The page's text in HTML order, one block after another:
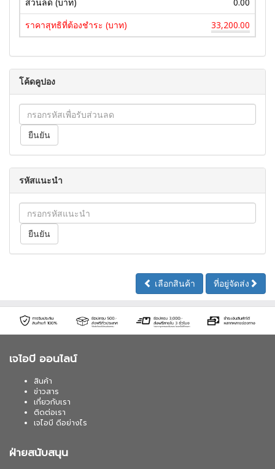
ราคาสุทธิที่ต้องชำระ (บาท)
33,200.00
โค้ดคูปอง
รหัสแนะนำ
เลือกสินค้า ที่อยู่จัดส่ง
เจไอบี ออนไลน์
สินค้า
ข่าวสาร
เกี่ยวกับเรา
ติดต่อเรา
เจไอบี ดีอย่างไร
ฝ่ายสนับสนุน